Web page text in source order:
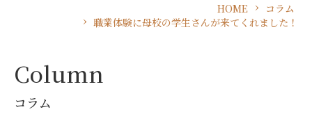
HOME
コラム
職業体験に母校の学生さんが来てくれました！
Column
コラム